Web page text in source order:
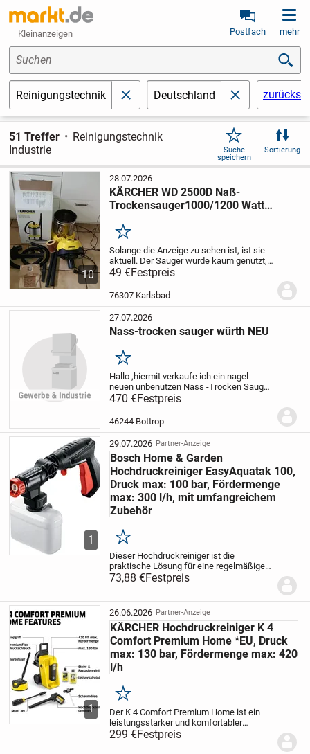
Kleinanzeigen Postfach mehr
Suchen
Reinigungstechnik schließenDeutschland schließen
51 Treffer
Reinigungstechnik
Industrie
Suche
speichern
Sortierung
10
28.07.2026
KÄRCHER WD 2500D Naß-
Trockensauger1000/1200 Watt
Merken
Solange die Anzeige zu sehen ist, ist sie
aktuell. Der Sauger wurde kaum genutzt,
den Rest sollten die Bilder aussagen. MW
ist alles noch mit dem
Erstausstattungszubehör.
49 €Festpreis
76307 Karlsbad
27.07.2026
Nass-trocken sauger würth NEU
Merken
Hallo , hiermit verkaufe ich ein nagel
neuen unbenutzen Nass -Trocken Sauger
der Marke Würth..Model : würth ISS 30 L
470 €Festpreis
46244 Bottrop
1
29.07.2026 Partner-Anzeige
Bosch Home & Garden
Hochdruckreiniger EasyAquatak 100,
Druck max: 100 bar, Fördermenge
max: 300 l/h, mit umfangreichem
Zubehör
Merken
Dieser Hochdruckreiniger ist die
praktische Lösung für eine regelmäßige
Reinigung verschmutzter Oberflächen. Die
Bosch 360°-Pistole erleichtert die
Die...
73,88 €Festpreis
1
26.06.2026 Partner-Anzeige
KÄRCHER Hochdruckreiniger K 4
Comfort Premium Home *EU, Druck
max: 130 bar, Fördermenge max: 420
l/h
Merken
Der K 4 Comfort Premium Home ist ein
leistungsstarker und komfortabler
Hochdruckreiniger, ideal für die
Entfernung mittelstarker
299 €Festpreis